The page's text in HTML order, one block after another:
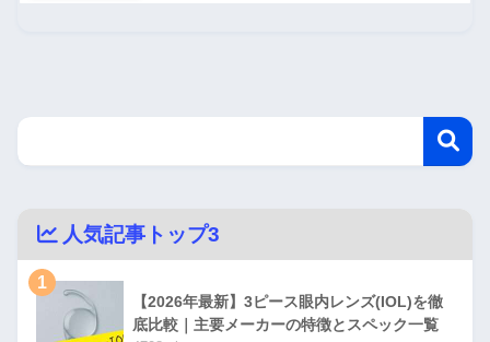
人気記事トップ3
1
【2026年最新】3ピース眼内レンズ(IOL)を徹
底比較｜主要メーカーの特徴とスペック一覧